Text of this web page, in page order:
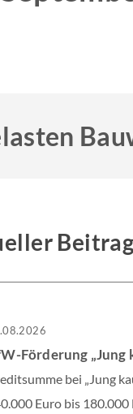
bei „Jung
Euro bis